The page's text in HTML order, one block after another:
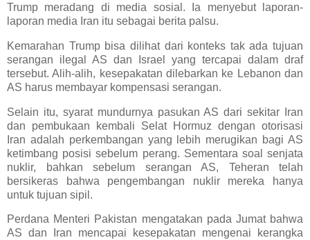
Trump meradang di media sosial. Ia menyebut laporan-
laporan media Iran itu sebagai berita palsu.
Kemarahan Trump bisa dilihat dari konteks tak ada tujuan
serangan ilegal AS dan Israel yang tercapai dalam draf
tersebut. Alih-alih, kesepakatan dilebarkan ke Lebanon dan
AS harus membayar kompensasi serangan.
Selain itu, syarat mundurnya pasukan AS dari sekitar Iran
dan pembukaan kembali Selat Hormuz dengan otorisasi
Iran adalah perkembangan yang lebih merugikan bagi AS
ketimbang posisi sebelum perang. Sementara soal senjata
nuklir, bahkan sebelum serangan AS, Teheran telah
bersikeras bahwa pengembangan nuklir mereka hanya
untuk tujuan sipil.
Perdana Menteri Pakistan mengatakan pada Jumat bahwa
AS dan Iran mencapai kesepakatan mengenai kerangka